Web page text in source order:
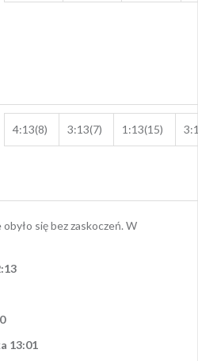
4:13(8) 3:13(7) 1:13(15)
się bez zaskoczeń. W
13:01